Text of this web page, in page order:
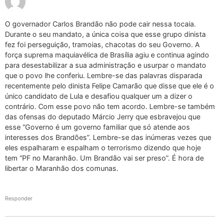
O governador Carlos Brandão não pode cair nessa tocaia.
Durante o seu mandato, a única coisa que esse grupo dinista
fez foi perseguição, tramoias, chacotas do seu Governo. A
força suprema maquiavélica de Brasília agiu e continua agindo
para desestabilizar a sua administração e usurpar o mandato
que o povo lhe conferiu. Lembre-se das palavras disparada
recentemente pelo dinista Felipe Camarão que disse que ele é o
único candidato de Lula e desafiou qualquer um a dizer o
contrário. Com esse povo não tem acordo. Lembre-se também
das ofensas do deputado Márcio Jerry que esbravejou que
esse “Governo é um governo familiar que só atende aos
interesses dos Brandões”. Lembre-se das inúmeras vezes que
eles espalharam e espalham o terrorismo dizendo que hoje
tem “PF no Maranhão. Um Brandão vai ser preso”. É hora de
libertar o Maranhão dos comunas.
Responder